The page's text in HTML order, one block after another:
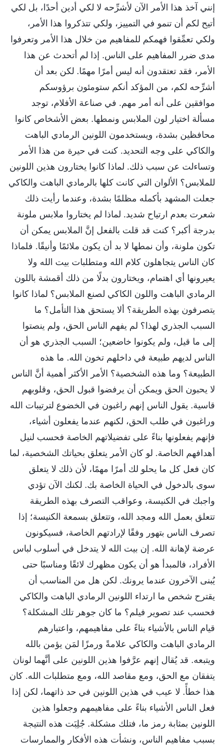
إنني آخذ هذا الأمر الآن لأشرِّحه لا لكي أدين أحدًا، بل لكي
أتيح لكم أن تنمو في التمييز، ولكي تتذكروا هذا الأمر،
ولكي تعمِّقوا فهمكم للمفاهيم من خلال هذا الأمر وتعرفوا
مدى ضرر المفاهيم على الناس. إذا لم أتحدث عن هذا
الأمر، فقد تعتقدون أنه ليس أمرًا مهمًا. لكن بعد أن
أشرِّحه لكم، من المؤكد أنكم ستومئون برؤوسكم
موافقين على أنه أمر مهم. في صناعة الأفلام، توجد
مسألة اختيار لون الملابس ونمطها. بعض الأشخاص كانوا
محافظين بشدة، ويستخدمون اللونين الرمادي الباهت
والكاكي على وجه التحديد. كنت في حيرة من هذا الأمر
وتساءلت عن سبب ذلك. لماذا كانوا يختارون هذين اللونين
للملابس؟ الألوان التي كانت كلها بالرمادي الباهت والكاكي
جعلت المشهد بأكمله مظلمًا بشدة، وعندما رأيت ذلك
شعرت بعدم ارتياح شديد. لماذا لم يختاروا ملابس ملونة
بدرجة أكبر؟ كنت قد قلت بالفعل إنَّ الملابس يمكن أن
تكون ملونة، وأن نمطها لا بد أن يكون ملائمًا وأنيقًا. فلماذا
كان الناس يتجاهلون كلام الله ومتطلبات بيت الله ولا
يعيرونها أي اهتمام، ويختارون بدلًا من ذلك أقمشة باللون
الرمادي الباهت واللون الكاكي لصنع الملابس؟ لماذا كانوا
يتصرفون بهذه الطريقة؟ ألا يستحق هذا التأمل؟ ما
السبب الجذري لهذا؟ لم يفهم الناس الحق، ولم ينصتوا
إلى ما قيل، ولم يكونوا خاضعين؛ السبب الجذري هو أن
الناس لديهم طبيعة في داخلهم تخون الله. ما هذه
الطبيعة؟ وما هذه الشخصية؟ الأمر الأكثر أهمية أنَّ الناس
لا يحبون الحق ويمكن أن يرفضوا قبول الحق، وقلوبهم
قاسية. يقول الناس إنهم راغبون في الخضوع لترتيبات الله
وراغبون في طلب الحق، لكنهم عندما يفعلون أشياء،
فإنهم يفعلونها بناءً على تفضيلاتهم الخاصة فحسب لنيل
أهدافهم الخاصة. لو كان الأمر يتعلق بحياتك الشخصية، لما
كان فعل كل ما يحلو لك أمرًا مهمًا، لأن ذلك لا يتعلق
سوى بالدخول في الحياة الخاصة بك. لكنك الآن تؤدي
واجبك في الكنيسة، وعواقب التصرف بهذه الطريقة
تتعلق بعمل الله ومجد الله، وتتعلق بسمعة الكنيسة؛ إذا
تصرف الناس بتهور وفقًا لإرادتهم الخاصة، فسيكونون
عرضة لإهانة الله. إن بيت الله لا يتدخل في أسلوب لباس
الأفراد، فالمبدأ هو أن يكون مظهرك لائقًا ومناسبًا حتى
يُبنى الآخرون عندما يرونك. لكن هل من المناسب أن
يقترح شخص ما ارتداء اللونين الرمادي الباهت والكاكي
فحسب عند تصوير فيلم؟ ما كان جوهر تلك المشكلة؟
قيام الناس بالأشياء بناءً على مفاهيمهم، واعتبارهم
الرمادي الباهت والكاكي علامةً ورمزًا لمَن يؤمن بالله
ويتبعه. قد يُقال إنهم عرَّفوا هذين اللونين على أنَّهما لونان
يتفقان مع الحق، ومع مقاصد الله، ومع متطلبات الله. كان
هذا خطأً. لا عيب في هذين اللونين في حد ذاتهما، لكن إذا
فعل الناس الأشياء بناءً على مفاهيمهم وجعلوا هذين
اللونين بمثابة رمز ما، فتلك مشكلة. جُلِبَت هذه النتيجة
بسبب مفاهيم الناس، ونشأت هذه الأفكار والممارسات